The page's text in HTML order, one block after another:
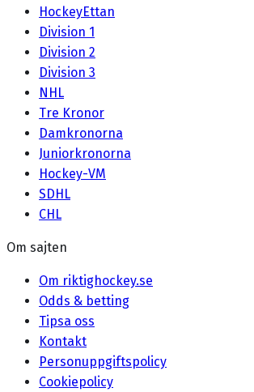
HockeyEttan
Division 1
Division 2
Division 3
NHL
Tre Kronor
Damkronorna
Juniorkronorna
Hockey-VM
SDHL
CHL
Om sajten
Om riktighockey.se
Odds & betting
Tipsa oss
Kontakt
Personuppgiftspolicy
Cookiepolicy